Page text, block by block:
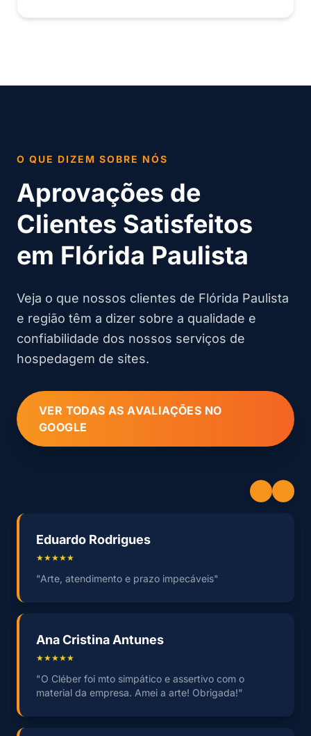
O QUE DIZEM SOBRE NÓS
Aprovações de
Clientes Satisfeitos
em Flórida Paulista
Veja o que nossos clientes de Flórida Paulista
e região têm a dizer sobre a qualidade e
confiabilidade dos nossos serviços de
hospedagem de sites.
VER TODAS AS AVALIAÇÕES NO
GOOGLE
Eduardo Rodrigues
★★★★★
"Arte, atendimento e prazo impecáveis"
Ana Cristina Antunes
★★★★★
"O Cléber foi mto simpático e assertivo com o
material da empresa. Amei a arte! Obrigada!"